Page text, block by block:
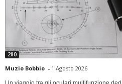
280
Muzio Bobbio - 1 Agosto 2026